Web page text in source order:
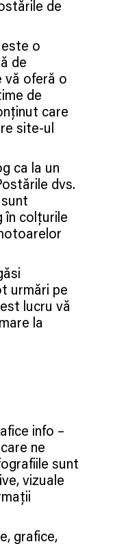
de
este o
de
vă oferă o
de
care
site-ul
ca la un
dvs.
în colțurile
urmări pe
lucru vă
la
info –
ne
sunt
vizuale
grafice,